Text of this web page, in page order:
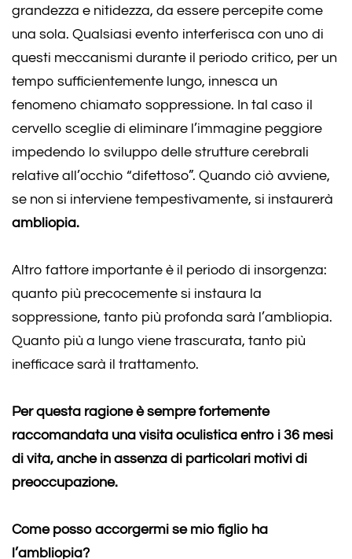
grandezza e nitidezza, da essere percepite come
una sola. Qualsiasi evento interferisca con uno di
questi meccanismi durante il periodo critico, per un
tempo sufficientemente lungo, innesca un
fenomeno chiamato soppressione. In tal caso il
cervello sceglie di eliminare l’immagine peggiore
impedendo lo sviluppo delle strutture cerebrali
relative all’occhio “difettoso”. Quando ciò avviene,
se non si interviene tempestivamente, si instaurerà
ambliopia.
Altro fattore importante è il periodo di insorgenza:
quanto più precocemente si instaura la
soppressione, tanto più profonda sarà l’ambliopia.
Quanto più a lungo viene trascurata, tanto più
inefficace sarà il trattamento.
Per questa ragione è sempre fortemente
raccomandata una visita oculistica entro i 36 mesi
di vita, anche in assenza di particolari motivi di
preoccupazione.
Come posso accorgermi se mio figlio ha
l’ambliopia?